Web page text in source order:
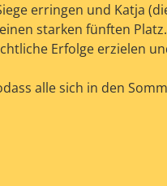
erringen und Katja
starken fünften
Erfolge erzielen
alle sich in den